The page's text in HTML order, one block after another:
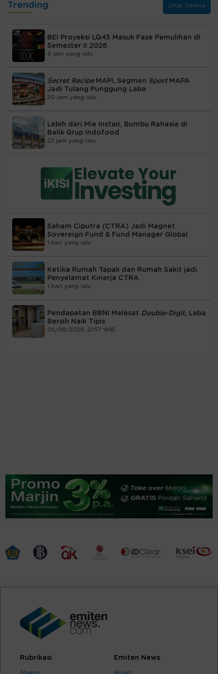
Trending Lihat Semua
BEI Proyeksi LQ45 Masuk Fase Pemulihan di
Semester II 2026
6 jam yang lalu
Secret RecipeMAPI, Segmen Sport MAPA
Jadi Tulang Punggung Laba
20 jam yang lalu
Lebih dari Mie Instan, Bumbu Rahasia di
Balik Grup Indofood
22 jam yang lalu
Saham Ciputra (CTRA) Jadi Magnet
Sovereign Fund & Fund Manager Global
1 hari yang lalu
Ketika Rumah Tapak dan Rumah Sakit jadi
Penyelamat Kinerja CTRA
1 hari yang lalu
Pendapatan BBNI Melesat Double-Digit, Laba
Bersih Naik Tipis
05/08/2026, 21:57 WIB
Rubrikasi Emiten News